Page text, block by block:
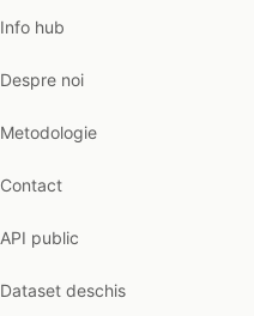
Info hub
Despre noi
Metodologie
Contact
API public
Dataset deschis